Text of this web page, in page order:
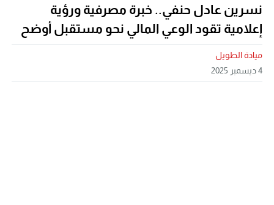
نسرين عادل حنفي.. خبرة مصرفية ورؤية
إعلامية تقود الوعي المالي نحو مستقبل أوضح
ميادة الطويل
4 ديسمبر 2025